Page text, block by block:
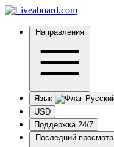
Направления
Язык
USD
Поддержка 24/7
Последний просмотр